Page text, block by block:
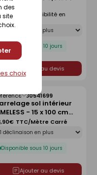
des
site
choix
- blanco
Disponible sous 10 jours
prix et disponibilité en
Ajouter au devis
sol intérieur
- 15 x 100 cm
- écru
:30541699
Disponible sous 10 jours
TTC/Mètre Carré
Ajouter au devis
Enregistrer
comme
liste